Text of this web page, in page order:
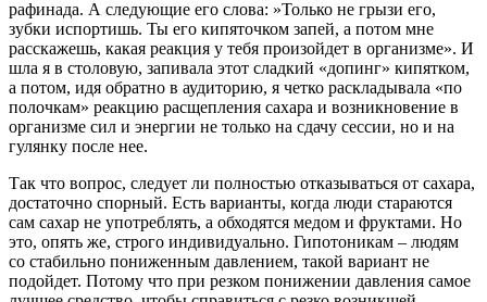
рафинада. А следующие его слова: »Только не грызи его,
зубки испортишь. Ты его кипяточком запей, а потом мне
расскажешь, какая реакция у тебя произойдет в организме». И
шла я в столовую, запивала этот сладкий «допинг» кипятком,
а потом, идя обратно в аудиторию, я четко раскладывала «по
полочкам» реакцию расщепления сахара и возникновение в
организме сил и энергии не только на сдачу сессии, но и на
гулянку после нее.
Так что вопрос, следует ли полностью отказываться от сахара,
достаточно спорный. Есть варианты, когда люди стараются
сам сахар не употреблять, а обходятся медом и фруктами. Но
это, опять же, строго индивидуально. Гипотоникам – людям
со стабильно пониженным давлением, такой вариант не
подойдет. Потому что при резком понижении давления самое